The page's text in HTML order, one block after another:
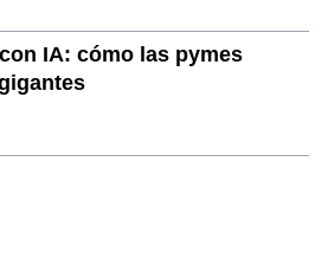
IA: cómo las pymes